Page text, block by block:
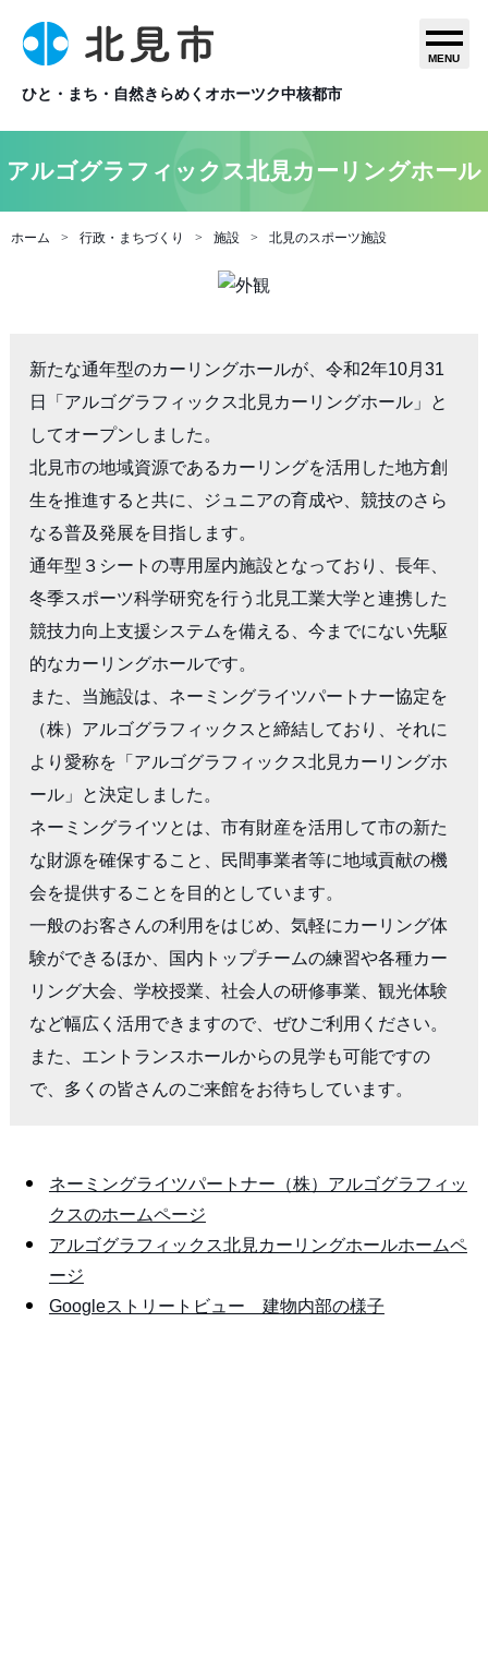
ひと・まち・自然きらめくオホーツク中核都市
MENU
アルゴグラフィックス北見カーリングホール
ホーム 行政・まちづくり 施設 北見のスポーツ施設
新たな通年型のカーリングホールが、令和2年10月31
日「アルゴグラフィックス北見カーリングホール」と
してオープンしました。
北見市の地域資源であるカーリングを活用した地方創
生を推進すると共に、ジュニアの育成や、競技のさら
なる普及発展を目指します。
通年型３シートの専用屋内施設となっており、長年、
冬季スポーツ科学研究を行う北見工業大学と連携した
競技力向上支援システムを備える、今までにない先駆
的なカーリングホールです。
また、当施設は、ネーミングライツパートナー協定を
（株）アルゴグラフィックスと締結しており、それに
より愛称を「アルゴグラフィックス北見カーリングホ
ール」と決定しました。
ネーミングライツとは、市有財産を活用して市の新た
な財源を確保すること、民間事業者等に地域貢献の機
会を提供することを目的としています。
一般のお客さんの利用をはじめ、気軽にカーリング体
験ができるほか、国内トップチームの練習や各種カー
リング大会、学校授業、社会人の研修事業、観光体験
など幅広く活用できますので、ぜひご利用ください。
また、エントランスホールからの見学も可能ですの
ネーミングライツパートナー（株）アルゴグラフィッ
クスのホームページ
アルゴグラフィックス北見カーリングホールホームペ
ージ
Googleストリートビュー 建物内部の様子